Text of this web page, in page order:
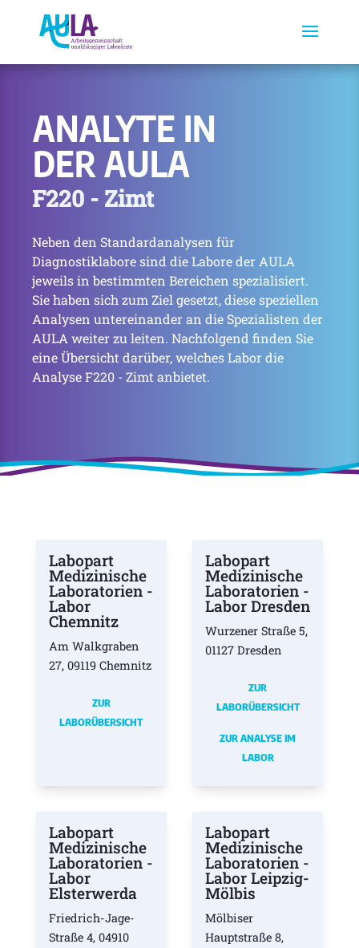
ANALYTE IN
DER AULA
F220 - Zimt
Neben den Standardanalysen für
Diagnostiklabore sind die Labore der AULA
jeweils in bestimmten Bereichen spezialisiert.
Sie haben sich zum Ziel gesetzt, diese speziellen
Analysen untereinander an die Spezialisten der
AULA weiter zu leiten. Nachfolgend finden Sie
eine Übersicht darüber, welches Labor die
Analyse F220 - Zimt anbietet.
Labopart
Medizinische
Laboratorien -
Labor
Chemnitz
Am Walkgraben
27, 09119 Chemnitz
ZUR
LABORÜBERSICHT
Labopart
Medizinische
Laboratorien -
Labor Dresden
Wurzener Straße 5,
01127 Dresden
ZUR
LABORÜBERSICHT
ZUR ANALYSE IM
LABOR
Labopart
Medizinische
Laboratorien -
Labor
Elsterwerda
Friedrich-Jage-
Straße 4, 04910
Labopart
Medizinische
Laboratorien -
Labor Leipzig-
Mölbis
Mölbiser
Hauptstraße 8,